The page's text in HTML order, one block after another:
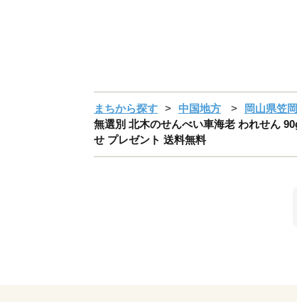
まちから探す 中国地方 岡山県笠
無選別 北木のせんべい車海老 われせん
せ プレゼント 送料無料